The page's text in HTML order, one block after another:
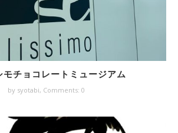
モチョコレートミュージアム
by syotabi, Comments: 0